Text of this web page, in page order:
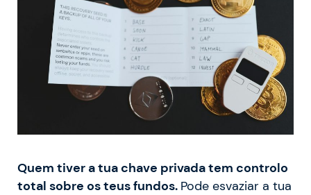
Quem tiver a tua chave privada tem controlo
total sobre os teus fundos. Pode esvaziar a tua